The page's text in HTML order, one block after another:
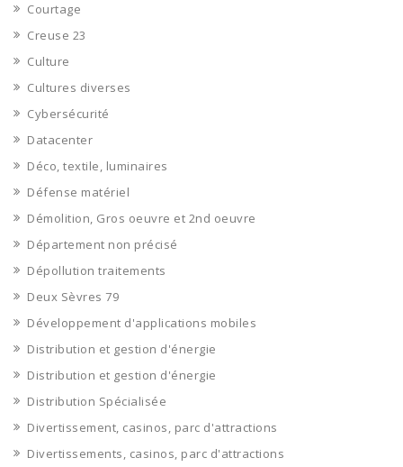
Courtage
Creuse 23
Culture
Cultures diverses
Cybersécurité
Datacenter
Déco, textile, luminaires
Défense matériel
Démolition, Gros oeuvre et 2nd oeuvre
Département non précisé
Dépollution traitements
Deux Sèvres 79
Développement d'applications mobiles
Distribution et gestion d'énergie
Distribution et gestion d'énergie
Distribution Spécialisée
Divertissement, casinos, parc d'attractions
Divertissements, casinos, parc d'attractions